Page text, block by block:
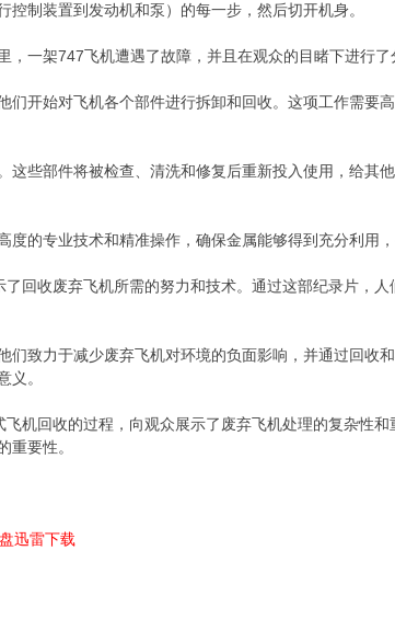
制装置到发动机和泵）的每一步，然后切开机身。
一架747飞机遭遇了故障，并且在观众的目睹下进行了
开始对飞机各个部件进行拆卸和回收。这项工作需要
些部件将被检查、清洗和修复后重新投入使用，给其
的专业技术和精准操作，确保金属能够得到充分利用，
回收废弃飞机所需的努力和技术。通过这部纪录片，人
致力于减少废弃飞机对环境的负面影响，并通过回收
义。
机回收的过程，向观众展示了废弃飞机处理的复杂性
重要性。
迅雷下载